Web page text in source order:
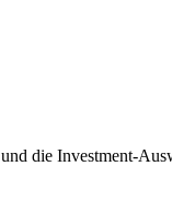
die Investment-